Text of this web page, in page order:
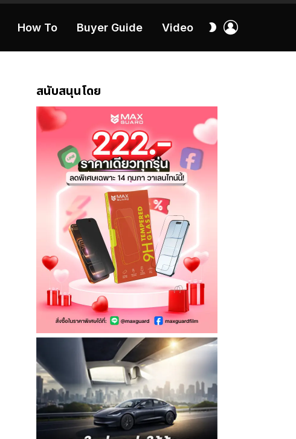
How To Buyer Guide Video
สลับ
สนับสนุนโดย